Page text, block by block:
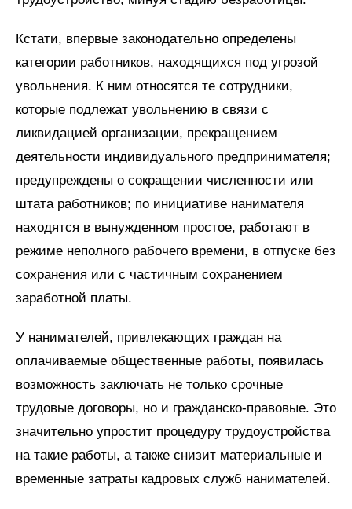
Кстати, впервые законодательно определены
категории работников, находящихся под угрозой
увольнения. К ним относятся те сотрудники,
которые подлежат увольнению в связи с
ликвидацией организации, прекращением
деятельности индивидуального предпринимателя;
предупреждены о сокращении численности или
штата работников; по инициативе нанимателя
находятся в вынужденном простое, работают в
режиме неполного рабочего времени, в отпуске без
сохранения или с частичным сохранением
заработной платы.
У нанимателей, привлекающих граждан на
оплачиваемые общественные работы, появилась
возможность заключать не только срочные
трудовые договоры, но и гражданско-правовые. Это
значительно упростит процедуру трудоустройства
на такие работы, а также снизит материальные и
временные затраты кадровых служб нанимателей.